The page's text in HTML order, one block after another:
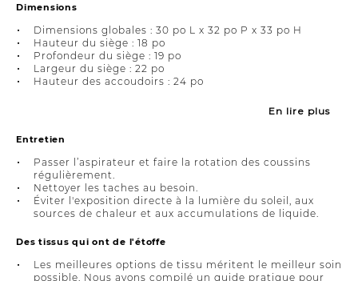
Dimensions
Dimensions globales : 30 po L x 32 po P x 33 po H
Hauteur du siège : 18 po
Profondeur du siège : 19 po
Largeur du siège : 22 po
Hauteur des accoudoirs : 24 po
En lire plus
Entretien
Passer l’aspirateur et faire la rotation des coussins
régulièrement.
Nettoyer les taches au besoin.
Éviter l'exposition directe à la lumière du soleil, aux
sources de chaleur et aux accumulations de liquide.
Des tissus qui ont de l'étoffe
Les meilleures options de tissu méritent le meilleur soin
possible. Nous avons compilé un guide pratique pour